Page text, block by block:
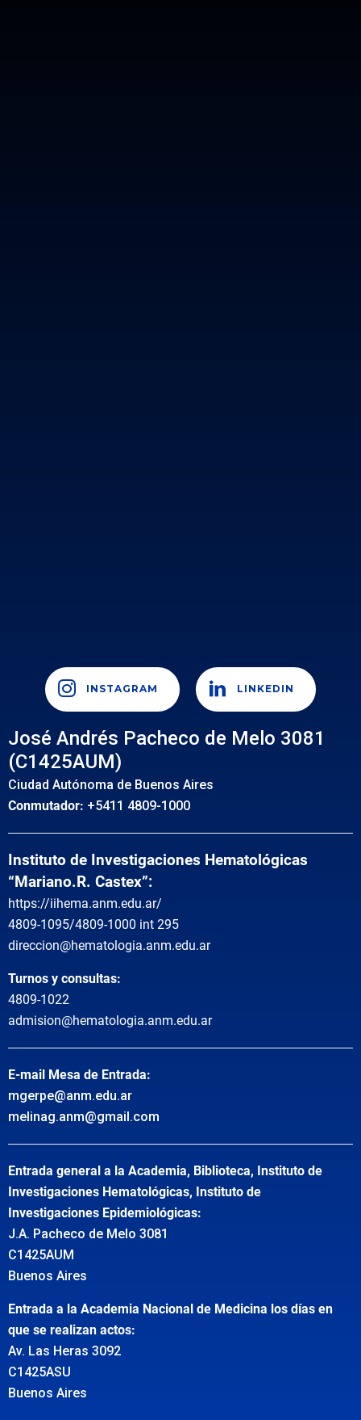
INSTAGRAM LINKEDIN
José Andrés Pacheco de Melo 3081
(C1425AUM)
Ciudad Autónoma de Buenos Aires
Conmutador: +5411 4809-1000
Instituto de Investigaciones Hematológicas
“Mariano.R. Castex”:
https://iihema.anm.edu.ar/
4809-1095/4809-1000 int 295
direccion@hematologia.anm.edu.ar
Turnos y consultas:
4809-1022
admision@hematologia.anm.edu.ar
E-mail Mesa de Entrada:
mgerpe@anm.edu.ar
melinag.anm@gmail.com
Entrada general a la Academia, Biblioteca, Instituto de
Investigaciones Hematológicas, Instituto de
Investigaciones Epidemiológicas:
J.A. Pacheco de Melo 3081
C1425AUM
Buenos Aires
Entrada a la Academia Nacional de Medicina los días en
que se realizan actos:
Av. Las Heras 3092
C1425ASU
Buenos Aires